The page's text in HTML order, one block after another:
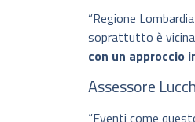
“Regione
soprattutto è vicina
con un approccio
Assessore
“Eventi come